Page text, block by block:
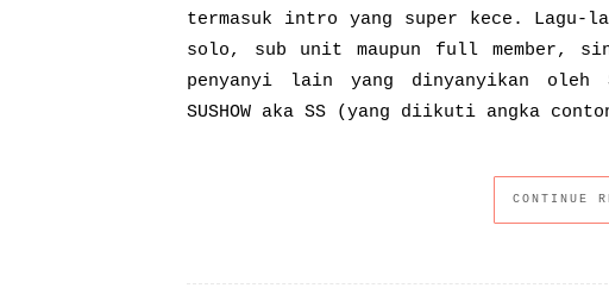
termasuk intro yang super kece.
solo, sub unit maupun full member,
penyanyi lain yang dinyanyikan oleh
SUSHOW aka SS (yang diikuti angka
CONTINUE